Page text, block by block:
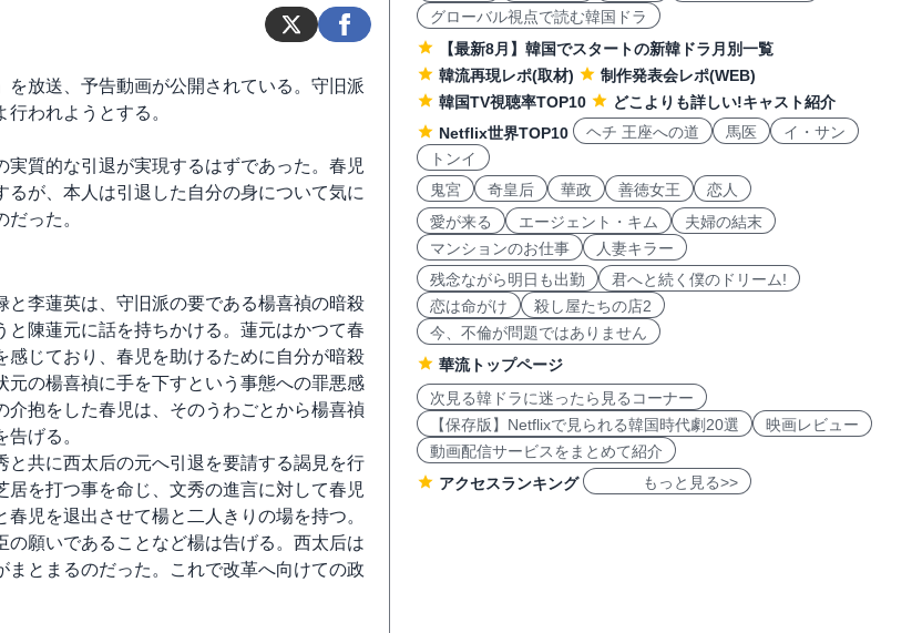
放送、予告動画が公開されている。守旧派
われようとする。
質的な引退が実現するはずであった。春児
が、本人は引退した自分の身について気に
った。
李蓮英は、守旧派の要である楊喜禎の暗殺
陳蓮元に話を持ちかける。蓮元はかつて春
じており、春児を助けるために自分が暗殺
の楊喜禎に手を下すという事態への罪悪感
抱をした春児は、そのうわごとから楊喜禎
げる。
共に西太后の元へ引退を要請する謁見を行
を打つ事を命じ、文秀の進言に対して春児
児を退出させて楊と二人きりの場を持つ。
願いであることなど楊は告げる。西太后は
とまるのだった。これで改革へ向けての政
グローバル視点で読む韓国ドラ
【最新8月】韓国でスタートの新韓ドラ月別一覧
韓流再現レポ(取材)
制作発表会レポ(WEB)
韓国TV視聴率TOP10
どこよりも詳しい!キャスト紹介
Netflix世界TOP10
ヘチ 王座への道 馬医
イ・サン
トンイ
鬼宮
奇皇后 華政 善徳女王
恋人
愛が来る
エージェント・キム
夫婦の結末
マンションのお仕事
人妻キラー
残念ながら明日も出勤
君へと続く僕のドリーム!
恋は命がけ
殺し屋たちの店2
今、不倫が問題ではありません
華流トップページ
次見る韓ドラに迷ったら見るコーナー
【保存版】Netflixで見られる韓国時代劇20選
映画レビュー
動画配信サービスをまとめて紹介
アクセスランキング
もっと見る>>